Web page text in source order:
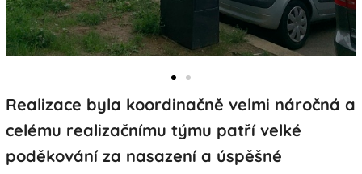
Realizace byla koordinačně velmi náročná a
celému realizačnímu týmu patří velké
poděkování za nasazení a úspěšné